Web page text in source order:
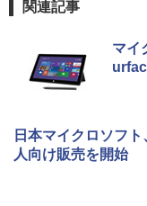
関連記事
マイ
日本マイクロソフ
人向け販売を開始